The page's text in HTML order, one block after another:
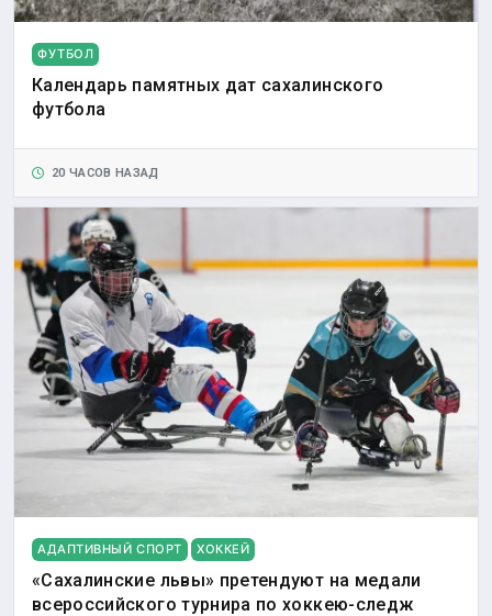
ФУТБОЛ
Календарь памятных дат сахалинского
футбола
20 ЧАСОВ НАЗАД
АДАПТИВНЫЙ СПОРТ ХОККЕЙ
«Сахалинские львы» претендуют на медали
всероссийского турнира по хоккею-следж